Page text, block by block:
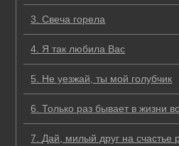
3.Свеча горела
4. Я так любила Вас
5. Не уезжай, ты мой голубчик
6.Только раз бывает в жизни
7. Дай, милый друг на счастье